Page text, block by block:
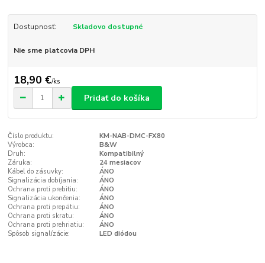
Dostupnosť: Skladovo dostupné
Nie sme platcovia DPH
18,90 €/ks
Pridať do košíka
Číslo produktu:
KM-NAB-DMC-FX80
Výrobca:
B&W
Druh:
Kompatibilný
Záruka:
24 mesiacov
Kábel do zásuvky:
ÁNO
Signalizácia dobíjania:
ÁNO
Ochrana proti prebitiu:
ÁNO
Signalizácia ukončenia:
ÁNO
Ochrana proti prepätiu:
ÁNO
Ochrana proti skratu:
ÁNO
Ochrana proti prehriatiu:
ÁNO
Spôsob signalízácie:
LED diódou